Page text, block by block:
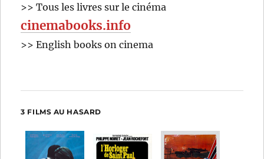
>> Tous les livres sur le cinéma
cinemabooks.info
>> English books on cinema
3 FILMS AU HASARD